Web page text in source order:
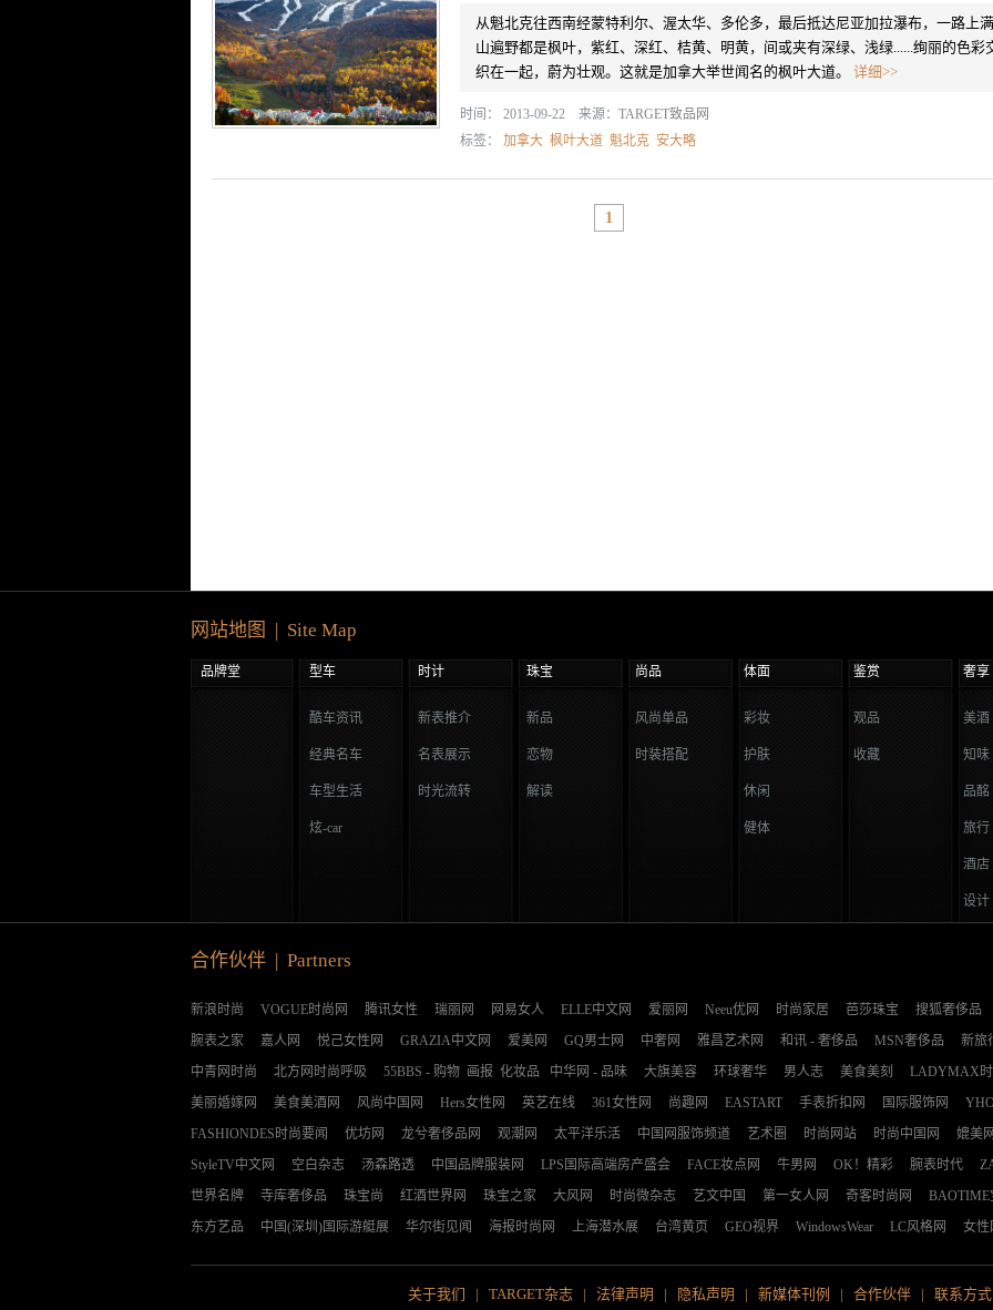
从魁北克往西南经蒙特利尔、渥太华、多伦多，最后抵达尼亚加拉瀑布，一路上满
山遍野都是枫叶，紫红、深红、桔黄、明黄，间或夹有深绿、浅绿......绚丽的色彩
织在一起，蔚为壮观。这就是加拿大举世闻名的枫叶大道。 详细>>
时间： 2013-09-22 来源： TARGET致品网
标签： 加拿大 枫叶大道 魁北克 安大略
1
网站地图 | Site Map
品牌堂 型车 时计 珠宝 尚品 体面 鉴赏 奢享
酷车资讯
经典名车
车型生活
炫-car
新表推介
名表展示
时光流转
新品
恋物
解读
风尚单品
时装搭配
彩妆
护肤
休闲
健体
观品
收藏
美酒
知味
品酩
旅行
酒店
设计
合作伙伴 | Partners
新浪时尚 VOGUE时尚网 腾讯女性 瑞丽网 网易女人 ELLE中文网 爱丽网 Neeu优网 时尚家居 芭莎珠宝 搜狐奢侈品
腕表之家
嘉人网 悦己女性网 GRAZIA中文网 爱美网 GQ男士网 中奢网 雅昌艺术网 和讯 - 奢侈品 MSN奢侈品 新旅
中青网时尚
北方网时尚呼吸 55BBS - 购物 画报 化妆品 中华网 - 品味 大旗美容 环球奢华 男人志 美食美刻 LADYMAX时
美丽婚嫁网
美食美酒网 风尚中国网 Hers女性网 英艺在线 361女性网 尚趣网 EASTART 手表折扣网 国际服饰网
FASHIONDES时尚要闻
优坊网 龙兮奢侈品网 观潮网 太平洋乐活 中国网服饰频道 艺术圈 时尚网站 时尚中国网 媲美网
StyleTV中文网
空白杂志 汤森路透 中国品牌服装网 LPS国际高端房产盛会 FACE妆点网 牛男网 OK！精彩 腕表时代
世界名牌
寺库奢侈品 珠宝尚 红酒世界网 珠宝之家 大风网 时尚微杂志 艺文中国 第一女人网 奇客时尚网 BAOTIME
东方艺品
中国(深圳)国际游艇展 华尔街见闻 海报时尚网 上海潜水展 台湾黄页 GEO视界 WindowsWear LC风格网 女性
关于我们 | TARGET杂志| 法律声明 | 隐私声明 | 新媒体刊例 | 合作伙伴| 联系方式